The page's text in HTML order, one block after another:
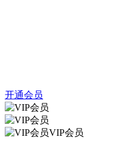
开通会员
VIP会员